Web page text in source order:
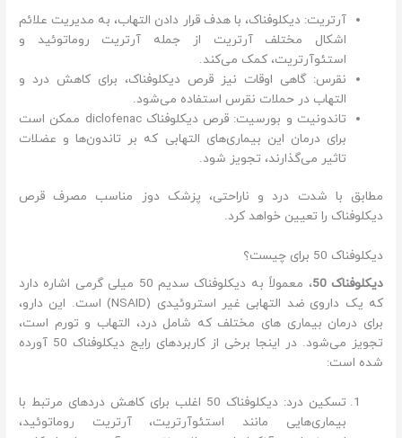
آرتریت: دیکلوفناک، با هدف قرار دادن التهاب، به مدیریت علائم
اشکال مختلف آرتریت از جمله آرتریت روماتوئید و
استئوآرتریت، کمک می‌کند.
نقرس: گاهی اوقات نیز قرص دیکلوفناک، برای کاهش درد و
التهاب در حملات نقرس استفاده می‌شود.
تاندونیت و بورسیت: قرص دیکلوفناک diclofenac ممکن است
برای درمان این بیماری‌های التهابی که بر تاندون‌ها و عضلات
تاثیر می‌گذارند، تجویز شود.
مطابق با شدت درد و ناراحتی، پزشک دوز مناسب مصرف قرص
دیکلوفناک را تعیین خواهد کرد.
دیکلوفناک 50 برای چیست؟
دیکلوفناک 50
، معمولاً به دیکلوفناک سدیم 50 میلی گرمی اشاره دارد
که یک داروی ضد التهابی غیر استروئیدی (NSAID) است. این دارو،
برای درمان بیماری های مختلف که شامل درد، التهاب و تورم است،
تجویز می‌شود. در اینجا برخی از کاربردهای رایج دیکلوفناک 50 آورده
شده است:
تسکین درد: دیکلوفناک 50 اغلب برای کاهش دردهای مرتبط با
بیماری‌هایی مانند استئوآرتریت، آرتریت روماتوئید،